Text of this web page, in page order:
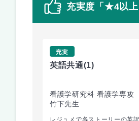
充実度「★4以
充実
英語共通(1)
看護学研究科 看護学専攻
竹下先生
レジュメで各ストーリーの英訳